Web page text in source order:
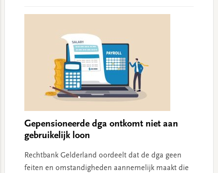
Gepensioneerde dga ontkomt niet aan
gebruikelijk loon
Rechtbank Gelderland oordeelt dat de dga geen
feiten en omstandigheden aannemelijk maakt die